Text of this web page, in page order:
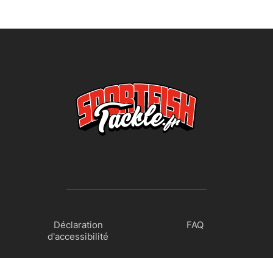
Déclaration
d'accessibilité
FAQ